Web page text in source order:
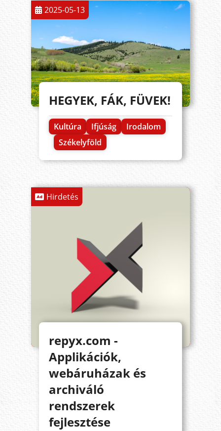
2025-05-13
HEGYEK, FÁK, FÜVEK!
Kultúra Ifjúság
Irodalom
Székelyföld
Hirdetés
repyx.com -
Applikációk,
webáruházak és
archiváló
rendszerek
fejlesztése